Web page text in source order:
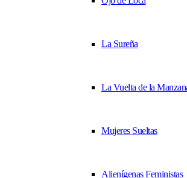
La Sureña
La Vuelta de la
Mujeres Sueltas
Alienígenas Feministas